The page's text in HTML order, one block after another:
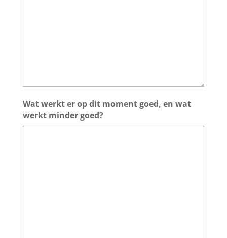
Wat werkt er op dit moment goed, en wat
werkt minder goed?